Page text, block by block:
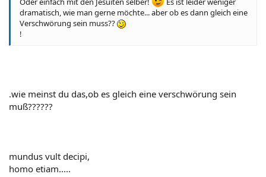
dramatisch, wie man gerne möchte... aber ob es dann gleich eine
Verschwörung sein muss??
!
.wie meinst du das,ob es gleich eine verschwörung sein
muß??????
mundus vult decipi,
homo etiam.....